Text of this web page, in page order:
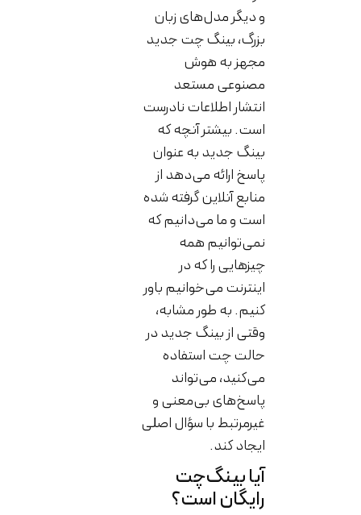
و دیگر مدل‌های زبان
بزرگ، بینگ چت جدید
مجهز به هوش
مصنوعی مستعد
انتشار اطلاعات نادرست
است. بیشتر آنچه که
بینگ جدید به عنوان
پاسخ ارائه می‌دهد از
منابع آنلاین گرفته شده
است و ما می‌دانیم که
نمی‌توانیم همه
چیزهایی را که در
اینترنت می‌خوانیم باور
کنیم. به طور مشابه،
وقتی از بینگ جدید در
حالت چت استفاده
می‌کنید، می‌تواند
پاسخ‌های بی‌معنی و
غیرمرتبط با سؤال اصلی
ایجاد کند.
آیا بینگ‌چت
رایگان است؟